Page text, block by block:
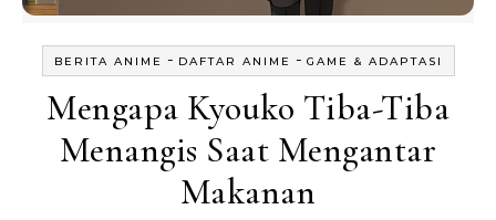
BERITA ANIME - DAFTAR ANIME - GAME & ADAPTASI
Mengapa Kyouko Tiba-Tiba
Menangis Saat Mengantar
Makanan